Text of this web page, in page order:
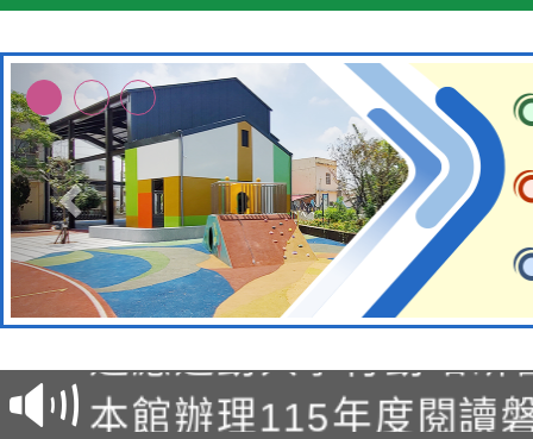
本校115學年度第2次
招)
適應運動共學行動站研
本館辦理115年度閱讀